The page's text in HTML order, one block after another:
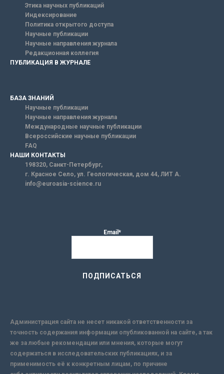
Этика научных публикаций
Индексирование
Политика открытого доступа
Научные публикации
Научные направления журнала
Редакционная коллегия
ПУБЛИКАЦИЯ В ЖУРНАЛЕ
БАЗА ЗНАНИЙ
Научные публикации
Научные направления журнала
Международные научные публикации
Всероссийские научные публикации
FAQ
НАШИ КОНТАКТЫ
198320, Санкт-Петербург,
г. Красное Село, ул. Геологическая, дом 44, ЛИТ А.
info@euroasia-science.ru
Email*
Администрация сайта не несет никакой ответственности за
точность содержания информации опубликованной на сайте, а так
же за любые рекомендации или мнения, которые могут
содержаться в исследовательских публикациях, и за
применимость её к конкретным лицам, по причине